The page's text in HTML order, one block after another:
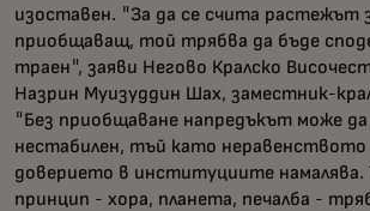
изоставен. "За да се счита растежът
приобщаващ, той трябва да бъде
траен", заяви Негово Кралско
Назрин Муизуддин Шах, заместник-
"Без приобщаване напредъкът може да
нестабилен, тъй като неравенството
доверието в институциите намалява.
принцип - хора, планета, печалба -